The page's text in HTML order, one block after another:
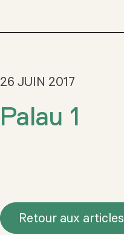
26 JUIN 2017
Palau 1
Retour aux articles